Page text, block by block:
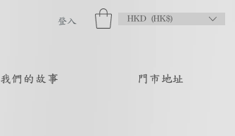
登入 HKD (HK$)
我們的故事 門市地址